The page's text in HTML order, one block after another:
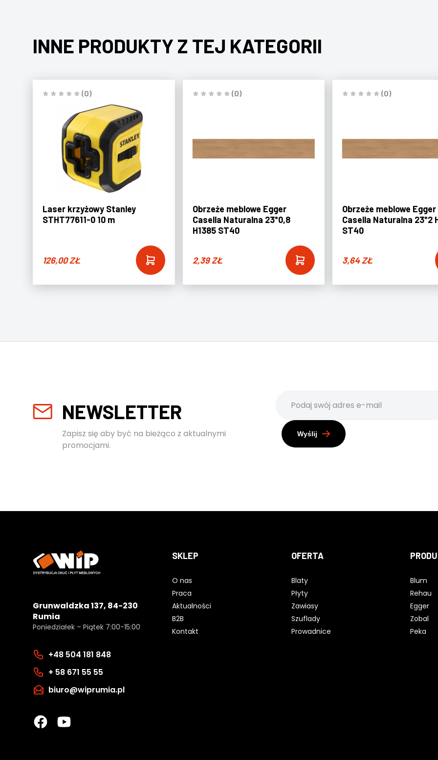
INNE PRODUKTY Z TEJ KATEGORII
(0)
Laser krzyżowy Stanley
STHT77611-0 10 m
126,00ZŁ
(0)
Obrzeże meblowe Egger
Casella Naturalna 23*0,8
H1385 ST40
2,39ZŁ
(0)
Obrzeże meblowe Egger
Casella Naturalna 23*2
ST40
3,64ZŁ
NEWSLETTER
Zapisz się aby być na bieżąco z aktualnymi
promocjami.
Wyślij
Grunwaldzka 137, 84-230
Rumia
Poniedziałek – Piątek 7:00-15:00
+48 504 181 848
+ 58 671 55 55
biuro@wiprumia.pl
SKLEP
O nas
Praca
Aktualności
B2B
Kontakt
OFERTA
Blaty
Płyty
Zawiasy
Szuflady
Prowadnice
Blum
Rehau
Egger
Zobal
Peka